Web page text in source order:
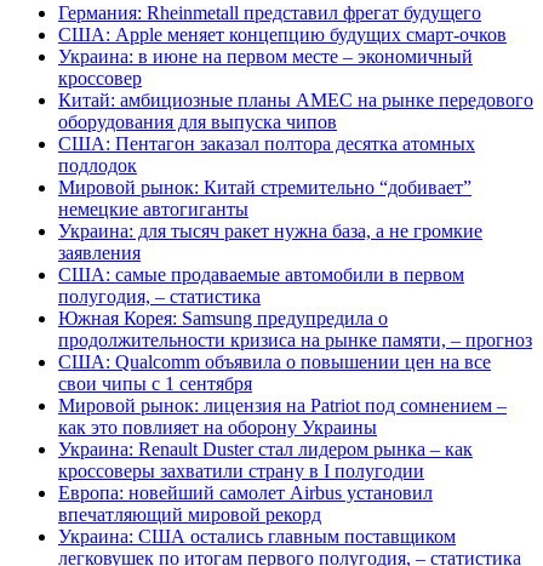
Германия: Rheinmetall представил фрегат будущего
США: Apple меняет концепцию будущих смарт-очков
Украина: в июне на первом месте – экономичный
кроссовер
Китай: амбициозные планы AMEC на рынке передового
оборудования для выпуска чипов
США: Пентагон заказал полтора десятка атомных
подлодок
Мировой рынок: Китай стремительно “добивает”
немецкие автогиганты
Украина: для тысяч ракет нужна база, а не громкие
заявления
США: самые продаваемые автомобили в первом
полугодия, – статистика
Южная Корея: Samsung предупредила о
продолжительности кризиса на рынке памяти, – прогноз
США: Qualcomm объявила о повышении цен на все
свои чипы с 1 сентября
Мировой рынок: лицензия на Patriot под сомнением –
как это повлияет на оборону Украины
Украина: Renault Duster стал лидером рынка – как
кроссоверы захватили страну в I полугодии
Европа: новейший самолет Airbus установил
впечатляющий мировой рекорд
Украина: США остались главным поставщиком
легковушек по итогам первого полугодия, – статистика